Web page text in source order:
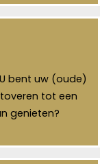
bent uw (oude)
tot een
genieten?